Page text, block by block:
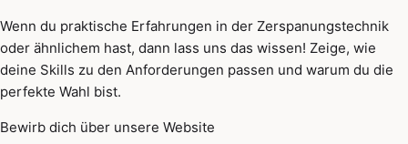
Wenn du praktische Erfahrungen in der Zerspanungstechnik
oder ähnlichem hast, dann lass uns das wissen! Zeige, wie
deine Skills zu den Anforderungen passen und warum du die
perfekte Wahl bist.
Bewirb dich über unsere Website